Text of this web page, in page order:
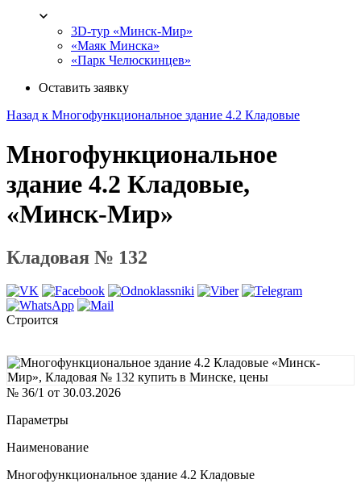
3D-тур «Минск-Мир»
«Маяк Минска»
«Парк Челюскинцев»
Оставить заявку
Назад к Многофункциональное здание 4.2 Кладовые
Многофункциональное
здание 4.2 Кладовые,
«Минск-Мир»
Кладовая № 132
Строится
№ 36/1 от 30.03.2026
Параметры
Наименование
Многофункциональное здание 4.2 Кладовые